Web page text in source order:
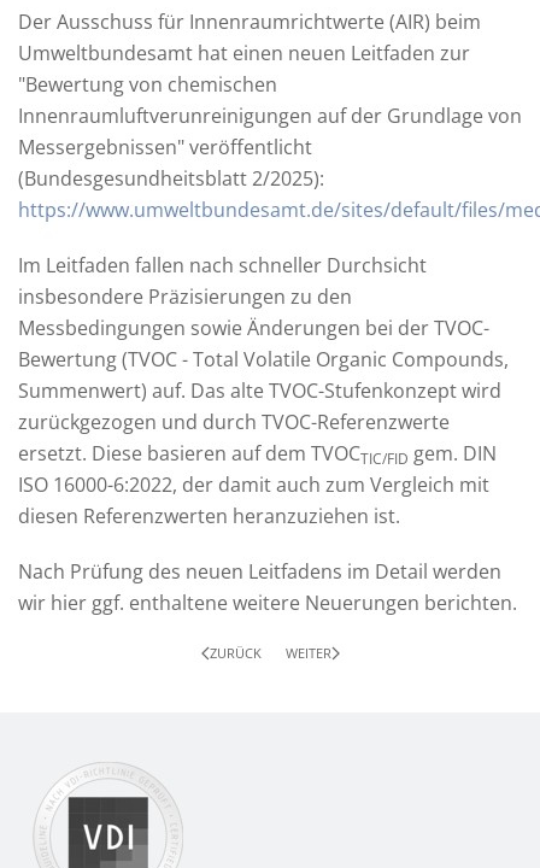
Der Ausschuss für Innenraumrichtwerte (AIR) beim
Umweltbundesamt hat einen neuen Leitfaden zur
"Bewertung von chemischen
Innenraumluftverunreinigungen auf der Grundlage von
Messergebnissen" veröffentlicht
(Bundesgesundheitsblatt 2/2025):
https://www.umweltbundesamt.de/sites/default/files/
Im Leitfaden fallen nach schneller Durchsicht
insbesondere Präzisierungen zu den
Messbedingungen sowie Änderungen bei der TVOC-
Bewertung (TVOC - Total Volatile Organic Compounds,
Summenwert) auf. Das alte TVOC-Stufenkonzept wird
zurückgezogen und durch TVOC-Referenzwerte
ersetzt. Diese basieren auf dem TVOCTIC/FID gem. DIN
ISO 16000-6:2022, der damit auch zum Vergleich mit
diesen Referenzwerten heranzuziehen ist.
Nach Prüfung des neuen Leitfadens im Detail werden
wir hier ggf. enthaltene weitere Neuerungen berichten.
ZURÜCK WEITER